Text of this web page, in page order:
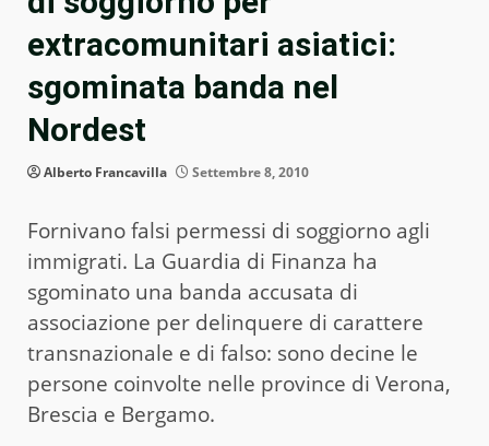
extracomunitari asiatici:
sgominata banda nel
Nordest
Alberto Francavilla Settembre 8, 2010
Fornivano falsi permessi di soggiorno agli
immigrati. La Guardia di Finanza ha
sgominato una banda accusata di
associazione per delinquere di carattere
transnazionale e di falso: sono decine le
persone coinvolte nelle province di Verona,
Brescia e Bergamo.